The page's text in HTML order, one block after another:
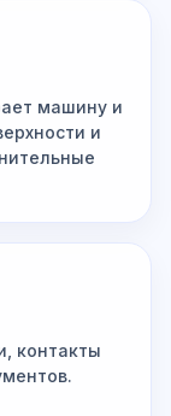
машину и
и
контакты